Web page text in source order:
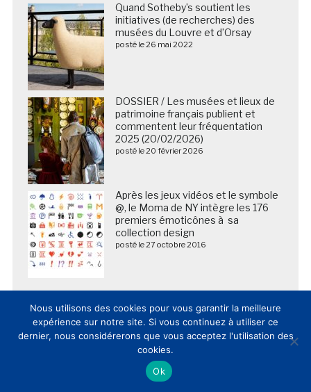
Quand Sotheby’s soutient les
initiatives (de recherches) des
musées du Louvre et d’Orsay
posté le 26 mai 2022
DOSSIER / Les musées et lieux de
patrimoine français publient et
commentent leur fréquentation
2025 (20/02/2026)
posté le 20 février 2026
Après les jeux vidéos et le symbole
@, le Moma de NY intègre les 176
premiers émoticônes à sa
collection design
posté le 27 octobre 2016
Nous utilisons des cookies pour vous garantir la meilleure
expérience sur notre site. Si vous continuez à utiliser ce
dernier, nous considérerons que vous acceptez l'utilisation des
cookies.
Ok